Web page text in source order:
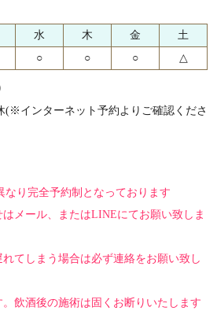
水 木 金
土
○ ○ ○ △
(※インターネット予約よりご確認くださ
り完全予約制となっております
メール、またはLINEにてお願い致しま
てしまう場合は必ず連絡をお願い致し
飲酒後の施術は固くお断りいたします